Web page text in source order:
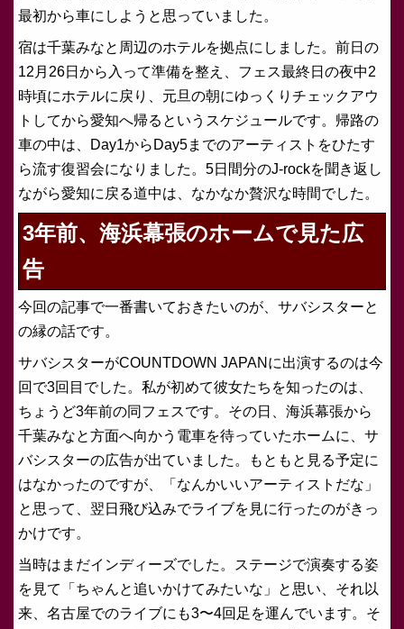
最初から車にしようと思っていました。
宿は千葉みなと周辺のホテルを拠点にしました。前日の
12月26日から入って準備を整え、フェス最終日の夜中2
時頃にホテルに戻り、元旦の朝にゆっくりチェックアウ
トしてから愛知へ帰るというスケジュールです。帰路の
車の中は、Day1からDay5までのアーティストをひたす
ら流す復習会になりました。5日間分のJ-rockを聞き返し
ながら愛知に戻る道中は、なかなか贅沢な時間でした。
3年前、海浜幕張のホームで見た広
告
今回の記事で一番書いておきたいのが、サバシスターと
の縁の話です。
サバシスターがCOUNTDOWN JAPANに出演するのは今
回で3回目でした。私が初めて彼女たちを知ったのは、
ちょうど3年前の同フェスです。その日、海浜幕張から
千葉みなと方面へ向かう電車を待っていたホームに、サ
バシスターの広告が出ていました。もともと見る予定に
はなかったのですが、「なんかいいアーティストだな」
と思って、翌日飛び込みでライブを見に行ったのがきっ
かけです。
当時はまだインディーズでした。ステージで演奏する姿
を見て「ちゃんと追いかけてみたいな」と思い、それ以
来、名古屋でのライブにも3〜4回足を運んでいます。そ